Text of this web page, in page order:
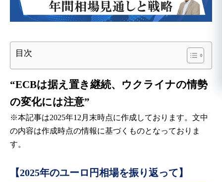
目次
“ECBは据え置き継続、ウクライナの情勢
の変化には注意”
※本記事は2025年12月末時点に作成しております。文中
の内容は作成時点の情報に基づくものとなっておりま
す。
【2025年のユーロ円相場を振り返って】